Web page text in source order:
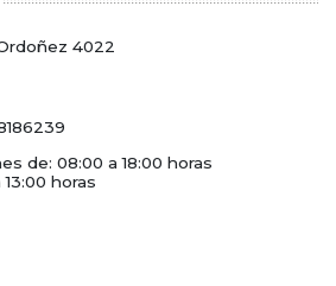
4022
de: 08:00 a 18:00 horas
horas